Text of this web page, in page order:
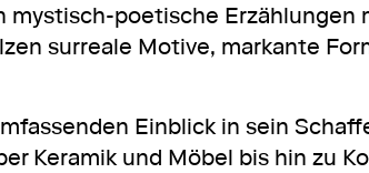
poetische Erzählungen
surreale Motive, markante
Einblick in sein
Keramik und Möbel bis hin zu